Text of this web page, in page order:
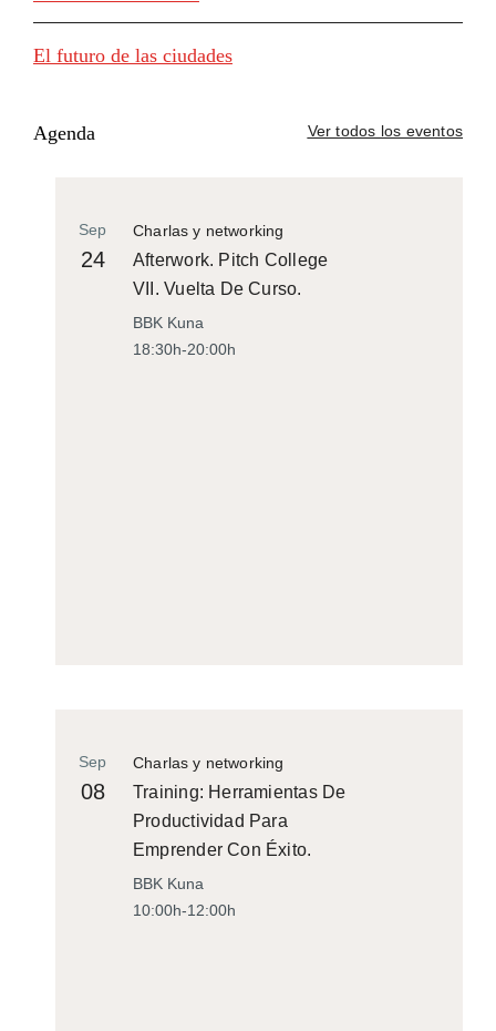
El futuro de las ciudades
Agenda Ver todos los eventos
Charlas y networking
Sep
24
Afterwork. Pitch College
VII. Vuelta De Curso.
BBK Kuna
18:30h-20:00h
Charlas y networking
Sep
08
Training: Herramientas De
Productividad Para
Emprender Con Éxito.
BBK Kuna
10:00h-12:00h